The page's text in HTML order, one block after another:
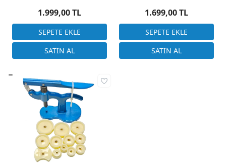
1.999,00 TL
Tui Ci Qi
1.699,00 TL